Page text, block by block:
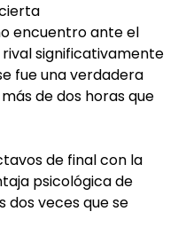
encuentro ante el
significativamente
fue una verdadera
de dos horas que
de final con la
psicológica de
dos veces que se